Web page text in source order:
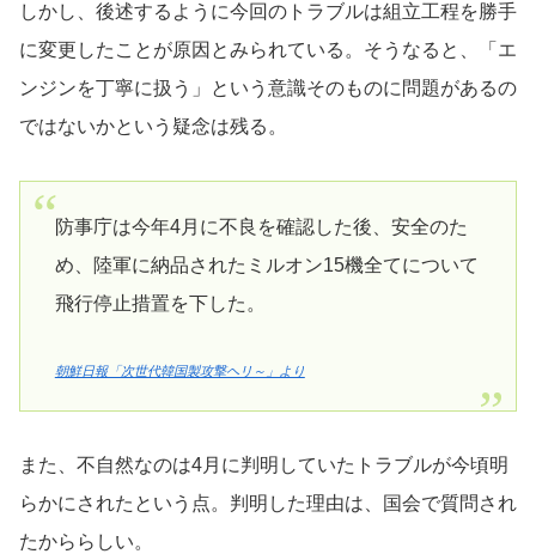
しかし、後述するように今回のトラブルは組立工程を勝手
に変更したことが原因とみられている。そうなると、「エ
ンジンを丁寧に扱う」という意識そのものに問題があるの
ではないかという疑念は残る。
防事庁は今年4月に不良を確認した後、安全のた
め、陸軍に納品されたミルオン15機全てについて
飛行停止措置を下した。
朝鮮日報「次世代韓国製攻撃ヘリ～」より
また、不自然なのは4月に判明していたトラブルが今頃明
らかにされたという点。判明した理由は、国会で質問され
たかららしい。